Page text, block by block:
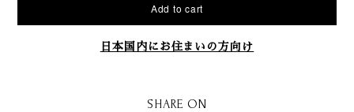
Add to cart
日本国内にお住まいの方向け
SHARE ON